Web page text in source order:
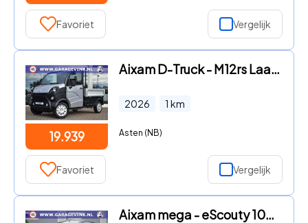
Favoriet Vergelijk
19.939
Aixam D-Truck - M12rs Laadbak Brommobiel NIEUW
2026 1 km
Asten (NB)
Favoriet Vergelijk
Aixam mega - eScouty 100% Elektrische Brommobiel Apple car play en Androi